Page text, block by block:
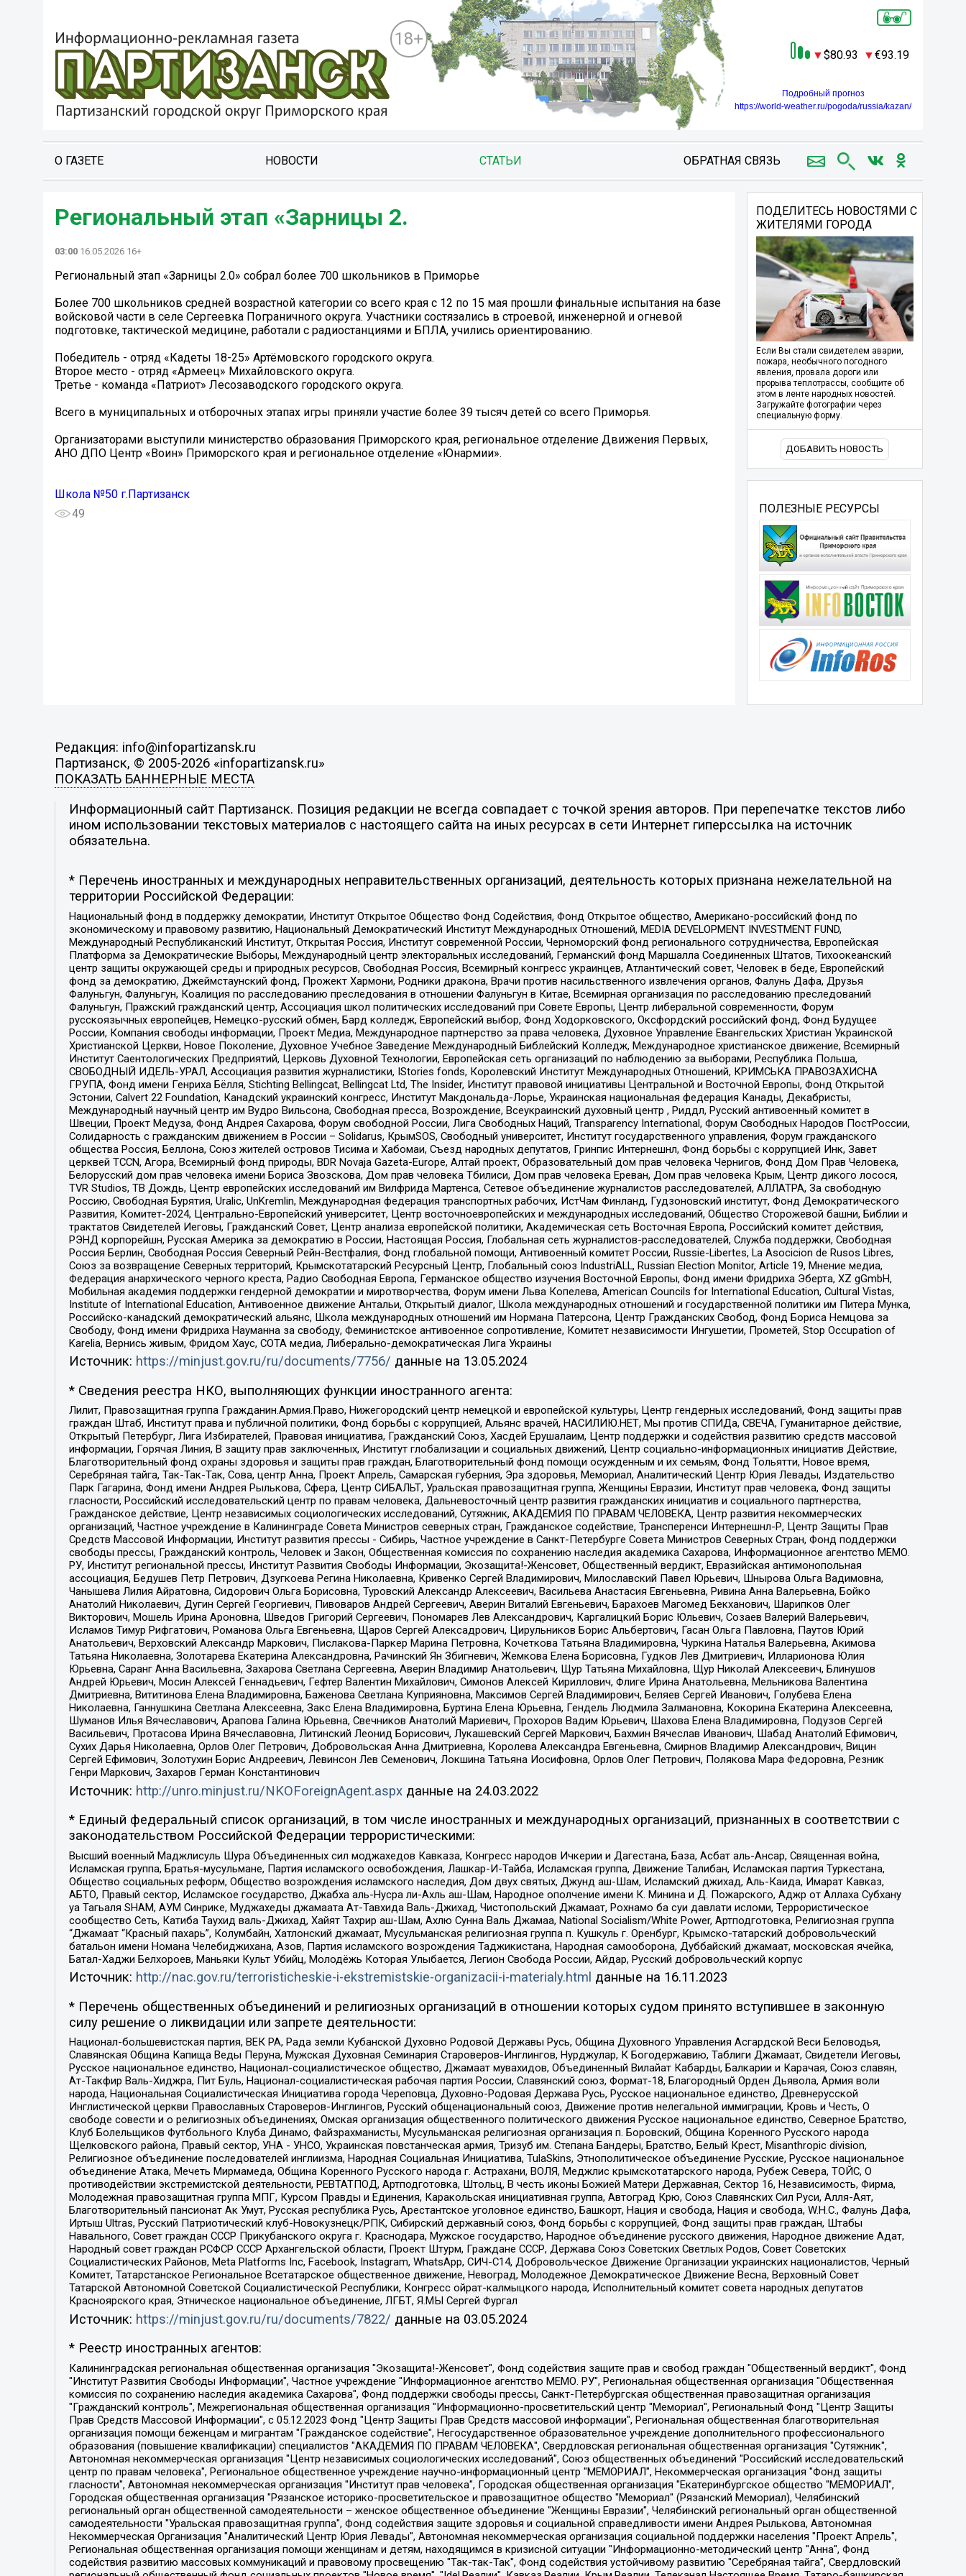
18+
80.93 93.19
Подробный прогноз
https://world-weather.ru/pogoda/russia/kazan/
О ГАЗЕТЕ НОВОСТИ СТАТЬИ ОБРАТНАЯ СВЯЗЬ
Региональный этап «Зарницы 2.
03:00 16.05.2026 16+
Региональный этап «Зарницы 2.0» собрал более 700 школьников в Приморье
Более 700 школьников средней возрастной категории со всего края с 12 по 15 мая прошли финальные испытания на базе
войсковой части в селе Сергеевка Пограничного округа. Участники состязались в строевой, инженерной и огневой
подготовке, тактической медицине, работали с радиостанциями и БПЛА, учились ориентированию.
Победитель - отряд «Кадеты 18-25» Артёмовского городского округа.
Второе место - отряд «Армеец» Михайловского округа.
Третье - команда «Патриот» Лесозаводского городского округа.
Всего в муниципальных и отборочных этапах игры приняли участие более 39 тысяч детей со всего Приморья.
Организаторами выступили министерство образования Приморского края, региональное отделение Движения Первых,
АНО ДПО Центр «Воин» Приморского края и региональное отделение «Юнармии».
Школа №50 г.Партизанск
49
ПОДЕЛИТЕСЬ НОВОСТЯМИ С
ЖИТЕЛЯМИ ГОРОДА
Если Вы стали свидетелем аварии,
пожара, необычного погодного
явления, провала дороги или
прорыва теплотрассы, сообщите об
этом в ленте народных новостей.
Загружайте фотографии через
специальную форму.
ДОБАВИТЬ НОВОСТЬ
ПОЛЕЗНЫЕ РЕСУРСЫ
Редакция: info@infopartizansk.ru
Партизанск, © 2005-2026 «infopartizansk.ru»
ПОКАЗАТЬ БАННЕРНЫЕ МЕСТА
Информационный сайт Партизанск. Позиция редакции не всегда совпадает с точкой зрения авторов. При перепечатке текстов либо
ином использовании текстовых материалов с настоящего сайта на иных ресурсах в сети Интернет гиперссылка на источник
обязательна.
* Перечень иностранных и международных неправительственных организаций, деятельность которых признана нежелательной на
территории Российской Федерации:
Национальный фонд в поддержку демократии, Институт Открытое Общество Фонд Содействия, Фонд Открытое общество, Американо-российский фонд по
экономическому и правовому развитию, Национальный Демократический Институт Международных Отношений, MEDIA DEVELOPMENT INVESTMENT FUND,
Международный Республиканский Институт, Открытая Россия, Институт современной России, Черноморский фонд регионального сотрудничества, Европейская
Платформа за Демократические Выборы, Международный центр электоральных исследований, Германский фонд Маршалла Соединенных Штатов, Тихоокеанский
центр защиты окружающей среды и природных ресурсов, Свободная Россия, Всемирный конгресс украинцев, Атлантический совет, Человек в беде, Европейский
фонд за демократию, Джеймстаунский фонд, Прожект Хармони, Родники дракона, Врачи против насильственного извлечения органов, Фалунь Дафа, Друзья
Фалуньгун, Фалуньгун, Коалиция по расследованию преследования в отношении Фалуньгун в Китае, Всемирная организация по расследованию преследований
Фалуньгун, Пражский гражданский центр, Ассоциация школ политических исследований при Совете Европы, Центр либеральной современности, Форум
русскоязычных европейцев, Немецко-русский обмен, Бард колледж, Европейский выбор, Фонд Ходорковского, Оксфордский российский фонд, Фонд Будущее
России, Компания свободы информации, Проект Медиа, Международное партнерство за права человека, Духовное Управление Евангельских Христиан Украинской
Христианской Церкви, Новое Поколение, Духовное Учебное Заведение Международный Библейский Колледж, Международное христианское движение, Всемирный
Институт Саентологических Предприятий, Церковь Духовной Технологии, Европейская сеть организаций по наблюдению за выборами, Республика Польша,
СВОБОДНЫЙ ИДЕЛЬ-УРАЛ, Ассоциация развития журналистики, IStories fonds, Королевский Институт Международных Отношений, КРИМСЬКА ПРАВОЗАХИСНА
ГРУПА, Фонд имени Генриха Бёлля, Stichting Bellingcat, Bellingcat Ltd, The Insider, Институт правовой инициативы Центральной и Восточной Европы, Фонд Открытой
Эстонии, Calvert 22 Foundation, Канадский украинский конгресс, Институт Макдональда-Лорье, Украинская национальная федерация Канады, Декабристы,
Международный научный центр им Вудро Вильсона, Свободная пресса, Возрождение, Всеукраинский духовный центр , Риддл, Русский антивоенный комитет в
Швеции, Проект Медуза, Фонд Андрея Сахарова, Форум свободной России, Лига Свободных Наций, Transparеncy International, Форум Свободных Народов ПостРоссии,
Солидарность с гражданским движением в России – Solidarus, КрымSOS, Свободный университет, Институт государственного управления, Форум гражданского
общества Россия, Беллона, Союз жителей островов Тисима и Хабомаи, Съезд народных депутатов, Гринпис Интернешнл, Фонд борьбы с коррупцией Инк, Завет
церквей TCCN, Агора, Всемирный фонд природы, BDR Novaja Gazeta-Europe, Алтай проект, Образовательный дом прав человека Чернигов, Фонд Дом Прав Человека,
Белорусский дом прав человека имени Бориса Звозскова, Дом прав человека Тбилиси, Дом прав человека Ереван, Дом прав человека Крым, Центр дикого лосося,
TVR Studios, ТВ Дождь, Центр европейских исследований им Вилфрида Мартенса, Сетевое объединение журналистов расследователей, АЛЛАТРА, За свободную
Россию, Свободная Бурятия, Uralic, UnKremlin, Международная федерация транспортных рабочих, ИстЧам Финланд, Гудзоновский институт, Фонд Демократического
Развития, Комитет-2024, Центрально-Европейский университет, Центр восточноевропейских и международных исследований, Общество Сторожевой башни, Библии и
трактатов Свидетелей Иеговы, Гражданский Совет, Центр анализа европейской политики, Академическая сеть Восточная Европа, Российский комитет действия,
РЭНД корпорейшн, Русская Америка за демократию в России, Настоящая Россия, Глобальная сеть журналистов-расследователей, Служба поддержки, Свободная
Россия Берлин, Свободная Россия Северный Рейн-Вестфалия, Фонд глобальной помощи, Антивоенный комитет России, Russie-Libertes, La Asocicion de Rusos Libres,
Союз за возвращение Северных территорий, Крымскотатарский Ресурсный Центр, Глобальный союз IndustriALL, Russian Election Monitor, Article 19, Мнение медиа,
Федерация анархического черного креста, Радио Свободная Европа, Германское общество изучения Восточной Европы, Фонд имени Фридриха Эберта, XZ gGmbH,
Мобильная академия поддержки гендерной демократии и миротворчества, Форум имени Льва Копелева, American Councils for International Education, Cultural Vistas,
Institute of International Education, Антивоенное движение Антальи, Открытый диалог, Школа международных отношений и государственной политики им Питера Мунка,
Российско-канадский демократический альянс, Школа международных отношений им Нормана Патерсона, Центр Гражданских Свобод, Фонд Бориса Немцова за
Свободу, Фонд имени Фридриха Науманна за свободу, Феминистское антивоенное сопротивление, Комитет независимости Ингушетии, Прометей, Stop Occupation of
Karelia, Вернись живым, Фридом Хаус, СОТА медиа, Либерально-демократическая Лига Украины
Источник: https://minjust.gov.ru/ru/documents/7756/ данные на 13.05.2024
* Сведения реестра НКО, выполняющих функции иностранного агента:
Лилит, Правозащитная группа Гражданин.Армия.Право, Нижегородский центр немецкой и европейской культуры, Центр гендерных исследований, Фонд защиты прав
граждан Штаб, Институт права и публичной политики, Фонд борьбы с коррупцией, Альянс врачей, НАСИЛИЮ.НЕТ, Мы против СПИДа, СВЕЧА, Гуманитарное действие,
Открытый Петербург, Лига Избирателей, Правовая инициатива, Гражданский Союз, Хасдей Ерушалаим, Центр поддержки и содействия развитию средств массовой
информации, Горячая Линия, В защиту прав заключенных, Институт глобализации и социальных движений, Центр социально-информационных инициатив Действие,
Благотворительный фонд охраны здоровья и защиты прав граждан, Благотворительный фонд помощи осужденным и их семьям, Фонд Тольятти, Новое время,
Серебряная тайга, Так-Так-Так, Сова, центр Анна, Проект Апрель, Самарская губерния, Эра здоровья, Мемориал, Аналитический Центр Юрия Левады, Издательство
Парк Гагарина, Фонд имени Андрея Рылькова, Сфера, Центр СИБАЛЬТ, Уральская правозащитная группа, Женщины Евразии, Институт прав человека, Фонд защиты
гласности, Российский исследовательский центр по правам человека, Дальневосточный центр развития гражданских инициатив и социального партнерства,
Гражданское действие, Центр независимых социологических исследований, Сутяжник, АКАДЕМИЯ ПО ПРАВАМ ЧЕЛОВЕКА, Центр развития некоммерческих
организаций, Частное учреждение в Калининграде Совета Министров северных стран, Гражданское содействие, Трансперенси Интернешнл-Р, Центр Защиты Прав
Средств Массовой Информации, Институт развития прессы - Сибирь, Частное учреждение в Санкт-Петербурге Совета Министров Северных Стран, Фонд поддержки
свободы прессы, Гражданский контроль, Человек и Закон, Общественная комиссия по сохранению наследия академика Сахарова, Информационное агентство МЕМО.
РУ, Институт региональной прессы, Институт Развития Свободы Информации, Экозащита!-Женсовет, Общественный вердикт, Евразийская антимонопольная
ассоциация, Бедушев Петр Петрович, Дзугкоева Регина Николаевна, Кривенко Сергей Владимирович, Милославский Павел Юрьевич, Шнырова Ольга Вадимовна,
Чанышева Лилия Айратовна, Сидорович Ольга Борисовна, Туровский Александр Алексеевич, Васильева Анастасия Евгеньевна, Ривина Анна Валерьевна, Бойко
Анатолий Николаевич, Дугин Сергей Георгиевич, Пивоваров Андрей Сергеевич, Аверин Виталий Евгеньевич, Барахоев Магомед Бекханович, Шарипков Олег
Викторович, Мошель Ирина Ароновна, Шведов Григорий Сергеевич, Пономарев Лев Александрович, Каргалицкий Борис Юльевич, Созаев Валерий Валерьевич,
Исламов Тимур Рифгатович, Романова Ольга Евгеньевна, Щаров Сергей Алексадрович, Цирульников Борис Альбертович, Гасан Ольга Павловна, Паутов Юрий
Анатольевич, Верховский Александр Маркович, Пислакова-Паркер Марина Петровна, Кочеткова Татьяна Владимировна, Чуркина Наталья Валерьевна, Акимова
Татьяна Николаевна, Золотарева Екатерина Александровна, Рачинский Ян Збигневич, Жемкова Елена Борисовна, Гудков Лев Дмитриевич, Илларионова Юлия
Юрьевна, Саранг Анна Васильевна, Захарова Светлана Сергеевна, Аверин Владимир Анатольевич, Щур Татьяна Михайловна, Щур Николай Алексеевич, Блинушов
Андрей Юрьевич, Мосин Алексей Геннадьевич, Гефтер Валентин Михайлович, Симонов Алексей Кириллович, Флиге Ирина Анатольевна, Мельникова Валентина
Дмитриевна, Вититинова Елена Владимировна, Баженова Светлана Куприяновна, Максимов Сергей Владимирович, Беляев Сергей Иванович, Голубева Елена
Николаевна, Ганнушкина Светлана Алексеевна, Закс Елена Владимировна, Буртина Елена Юрьевна, Гендель Людмила Залмановна, Кокорина Екатерина Алексеевна,
Шуманов Илья Вячеславович, Арапова Галина Юрьевна, Свечников Анатолий Мариевич, Прохоров Вадим Юрьевич, Шахова Елена Владимировна, Подузов Сергей
Васильевич, Протасова Ирина Вячеславовна, Литинский Леонид Борисович, Лукашевский Сергей Маркович, Бахмин Вячеслав Иванович, Шабад Анатолий Ефимович,
Сухих Дарья Николаевна, Орлов Олег Петрович, Добровольская Анна Дмитриевна, Королева Александра Евгеньевна, Смирнов Владимир Александрович, Вицин
Сергей Ефимович, Золотухин Борис Андреевич, Левинсон Лев Семенович, Локшина Татьяна Иосифовна, Орлов Олег Петрович, Полякова Мара Федоровна, Резник
Генри Маркович, Захаров Герман Константинович
Источник: http://unro.minjust.ru/NKOForeignAgent.aspxданные на 24.03.2022
* Единый федеральный список организаций, в том числе иностранных и международных организаций, признанных в соответствии с
законодательством Российской Федерации террористическими:
Высший военный Маджлисуль Шура Объединенных сил моджахедов Кавказа, Конгресс народов Ичкерии и Дагестана, База, Асбат аль-Ансар, Священная война,
Исламская группа, Братья-мусульмане, Партия исламского освобождения, Лашкар-И-Тайба, Исламская группа, Движение Талибан, Исламская партия Туркестана,
Общество социальных реформ, Общество возрождения исламского наследия, Дом двух святых, Джунд аш-Шам, Исламский джихад, Аль-Каида, Имарат Кавказ,
АБТО, Правый сектор, Исламское государство, Джабха аль-Нусра ли-Ахль аш-Шам, Народное ополчение имени К. Минина и Д. Пожарского, Аджр от Аллаха Субхану
уа Тагьаля SHAM, АУМ Синрике, Муджахеды джамаата Ат-Тавхида Валь-Джихад, Чистопольский Джамаат, Рохнамо ба суи давлати исломи, Террористическое
сообщество Сеть, Катиба Таухид валь-Джихад, Хайят Тахрир аш-Шам, Ахлю Сунна Валь Джамаа, National Socialism/White Power, Артподготовка, Религиозная группа
“Джамаат “Красный пахарь”, Колумбайн, Хатлонский джамаат, Мусульманская религиозная группа п. Кушкуль г. Оренбург, Крымско-татарский добровольческий
батальон имени Номана Челебиджихана, Азов, Партия исламского возрождения Таджикистана, Народная самооборона, Дуббайский джамаат, московская ячейка,
Батал-Хаджи Белхороев, Маньяки Культ Убийц, Молодёжь Которая Улыбается, Легион Свобода России, Айдар, Русский добровольческий корпус
Источник: http://nac.gov.ru/terroristicheskie-i-ekstremistskie-organizacii-i-materialy.html данные на 16.11.2023
* Перечень общественных объединений и религиозных организаций в отношении которых судом принято вступившее в законную
силу решение о ликвидации или запрете деятельности:
Национал-большевистская партия, ВЕК РА, Рада земли Кубанской Духовно Родовой Державы Русь, Община Духовного Управления Асгардской Веси Беловодья,
Славянская Община Капища Веды Перуна, Мужская Духовная Семинария Староверов-Инглингов, Нурджулар, К Богодержавию, Таблиги Джамаат, Свидетели Иеговы,
Русское национальное единство, Национал-социалистическое общество, Джамаат мувахидов, Объединенный Вилайат Кабарды, Балкарии и Карачая, Союз славян,
Ат-Такфир Валь-Хиджра, Пит Буль, Национал-социалистическая рабочая партия России, Славянский союз, Формат-18, Благородный Орден Дьявола, Армия воли
народа, Национальная Социалистическая Инициатива города Череповца, Духовно-Родовая Держава Русь, Русское национальное единство, Древнерусской
Инглистической церкви Православных Староверов-Инглингов, Русский общенациональный союз, Движение против нелегальной иммиграции, Кровь и Честь, О
свободе совести и о религиозных объединениях, Омская организация общественного политического движения Русское национальное единство, Северное Братство,
Клуб Болельщиков Футбольного Клуба Динамо, Файзрахманисты, Мусульманская религиозная организация п. Боровский, Община Коренного Русского народа
Щелковского района, Правый сектор, УНА - УНСО, Украинская повстанческая армия, Тризуб им. Степана Бандеры, Братство, Белый Крест, Misanthropic division,
Религиозное объединение последователей инглиизма, Народная Социальная Инициатива, TulaSkins, Этнополитическое объединение Русские, Русское национальное
объединение Атака, Мечеть Мирмамеда, Община Коренного Русского народа г. Астрахани, ВОЛЯ, Меджлис крымскотатарского народа, Рубеж Севера, ТОЙС, О
противодействии экстремистской деятельности, РЕВТАТПОД, Артподготовка, Штольц, В честь иконы Божией Матери Державная, Сектор 16, Независимость, Фирма,
Молодежная правозащитная группа МПГ, Курсом Правды и Единения, Каракольская инициативная группа, Автоград Крю, Союз Славянских Сил Руси, Алля-Аят,
Благотворительный пансионат Ак Умут, Русская республика Русь, Арестантское уголовное единство, Башкорт, Нация и свобода, Нация и свобода, W.H.С., Фалунь Дафа,
Иртыш Ultras, Русский Патриотический клуб-Новокузнецк/РПК, Сибирский державный союз, Фонд борьбы с коррупцией, Фонд защиты прав граждан, Штабы
Навального, Совет граждан СССР Прикубанского округа г. Краснодара, Мужское государство, Народное объединение русского движения, Народное движение Адат,
Народный совет граждан РСФСР СССР Архангельской области, Проект Штурм, Граждане СССР, Держава Союз Советских Светлых Родов, Совет Советских
Социалистических Районов, Meta Platforms Inc, Facebook, Instagram, WhatsApp, СИЧ-С14, Добровольческое Движение Организации украинских националистов, Черный
Комитет, Татарстанское Региональное Всетатарское общественное движение, Невоград, Молодежное Демократическое Движение Весна, Верховный Совет
Татарской Автономной Советской Социалистической Республики, Конгресс ойрат-калмыцкого народа, Исполнительный комитет совета народных депутатов
Красноярского края, Этническое национальное объединение, ЛГБТ, Я.МЫ Сергей Фургал
Источник: https://minjust.gov.ru/ru/documents/7822/ данные на 03.05.2024
* Реестр иностранных агентов:
Калининградская региональная общественная организация "Экозащита!-Женсовет", Фонд содействия защите прав и свобод граждан "Общественный вердикт", Фонд "Институт Развития Свободы Информации", Частное учреждение "Информационное агентство МЕМО. РУ", Региональная общественная организация "Общественная комиссия по сохранению наследия академика Сахарова", Фонд поддержки свободы прессы, Санкт-Петербургская общественная правозащитная организация "Гражданский контроль", Межрегиональная общественная организация "Информационно-просветительский центр "Мемориал", Региональный Фонд "Центр Защиты Прав Средств Массовой Информации", с 05.12.2023 Фонд "Центр Защиты Прав Средств массовой информации", Региональная общественная благотворительная организация помощи беженцам и мигрантам "Гражданское содействие", Негосударственное образовательное учреждение дополнительного профессионального образования (повышение квалификации) специалистов "АКАДЕМИЯ ПО ПРАВАМ ЧЕЛОВЕКА", Свердловская региональная общественная организация "Сутяжник", Автономная некоммерческая организация "Центр независимых социологических исследований", Союз общественных объединений "Российский исследовательский центр по правам человека", Региональное общественное учреждение научно-информационный центр "МЕМОРИАЛ", Некоммерческая организация "Фонд защиты гласности", Автономная некоммерческая организация "Институт прав человека", Городская общественная организация "Екатеринбургское общество "МЕМОРИАЛ", Городская общественная организация "Рязанское историко-просветительское и правозащитное общество "Мемориал" (Рязанский Мемориал), Челябинский региональный орган общественной самодеятельности – женское общественное объединение "Женщины Евразии", Челябинский региональный орган общественной самодеятельности "Уральская правозащитная группа", Фонд содействия защите здоровья и социальной справедливости имени Андрея Рылькова, Автономная Некоммерческая Организация "Аналитический Центр Юрия Левады", Автономная некоммерческая организация социальной поддержки населения "Проект Апрель", Региональная общественная организация помощи женщинам и детям, находящимся в кризисной ситуации "Информационно-методический центр "Анна", Фонд содействия развитию массовых коммуникаций и правовому просвещению "Так-так-Так", Фонд содействия устойчивому развитию "Серебряная тайга", Свердловский региональный общественный фонд социальных проектов "Новое время", "Idel.Реалии", Кавказ.Реалии, Крым.Реалии, Телеканал Настоящее Время, Татаро-башкирская служба Радио Свобода (Azatliq Radiosi), Радио Свободная Европа/Радио Свобода (PCE/PC), "Сибирь.Реалии", "Фактограф", Благотворительный фонд помощи осужденным и их семьям, Автономная некоммерческая организация "Институт глобализации и социальных движений", Фонд "В защиту прав заключенных", Частное учреждение "Центр поддержки и содействия развитию средств массовой информации", Пензенский региональный общественный благотворительный фонд "Гражданский союз", "Север.Реалии", Некоммерческая организация Фонд "Правовая инициатива", Общество с ограниченной ответственностью "Радио Свободная Европа/Радио Свобода", Чешское информационное агентство "MEDIUM-ORIENT", Красноярская региональная общественная организация "Мы против СПИДа", Камалягин Денис Николаевич, Маркелов Сергей Евгеньевич, Пономарев Лев Александрович, Савицкая Людмила Алексеевна, Автономная некоммерческая организация "Центр по работе с проблемой насилия "НАСИЛИЮ.НЕТ", Межрегиональный профессиональный союз работников здравоохранения "Альянс врачей", Юридическое лицо, зарегистрированное в Латвийской Республике, SIA "Medusa Project" (регистрационный номер 40103797863, дата регистрации 10.06.2014), Некоммерческая организация "Фонд по борьбе с коррупцией", Автономная некоммерческая организация "Институт права и публичной политики", Баданин Роман Сергеевич, Гликин Максим Александрович, Железнова Мария Михайловна, Лукьянова Юлия Сергеевна, Маетная Елизавета Витальевна, Маняхин Петр Борисович, Чуракова Ольга Владимировна, Ярош Юлия Петровна, Юридическое лицо "The Insider SIA", зарегистрированное в Риге, Латвийская Республика (дата регистрации 26.06.2015), являющееся администратором доменного имени интернет-издания "The Insider SIA", https://theins.ru, Постернак Алексей Евгеньевич, Рубин Михаил Аркадьевич, Анин Роман Александрович, Юридическое лицо Istories fonds, зарегистрированное в Латвийской Республике (регистрационный номер 50008295751, дата регистрации 24.02.2020), Великовский Дмитрий Александрович, Долинина Ирина Николаевна, Мароховская Алеся Алексеевна, Шлейнов Роман Юрьевич, Шмагун Олеся Валентиновна, Общество с ограниченной ответственностью "Альтаир 2021", Общество с ограниченной ответственностью "Вега 2021", Общество с ограниченной ответственностью "Главный редактор 2021", Общество с ограниченной ответственностью "Ромашки монолит", Важенков Артем Валерьевич, Ивановская областная общественная организация "Центр гендерных исследований", Гурман Юрий Альбертович, Медиапроект "ОВД-Инфо", Егоров Владимир Владимирович, Жилинский Владимир Александрович, Общество с ограниченной ответственностью "ЗП", Иванова София Юрьевна, Карезина Инна Павловна, Кильтау Екатерина Викторовна, Петров Алексей Викторович, Пискунов Сергей Евгеньевич, Смирнов Сергей Сергеевич, Тихонов Михаил Сергеевич, Общество с ограниченной ответственностью "ЖУРНАЛИСТ-ИНОСТРАННЫЙ АГЕНТ", Арапова Галина Юрьевна, Вольтская Татьяна Анатольевна, Американская компания "Mason G.E.S. Anonymous Foundation" (США), являющаяся владельцем интернет-издания https://mnews.world/, Компания "Stichting Bellingcat", зарегистрированная в Нидерландах (дата регистрации 11.07.2018), Захаров Андрей Вячеславович, Клепиковская Екатерина Дмитриевна, Общество с ограниченной ответственностью "МЕМО", Перл Роман Александрович, Симонов Евгений Алексеевич, Соловьева Елена Анатольевна, Сотников Даниил Владимирович, Сурначева Елизавета Дмитриевна, Автономная некоммерческая организация по защите прав человека и информированию населения "Якутия – Наше Мнение", Общество с ограниченной ответственностью "Москоу диджитал медиа", с 26.01.2023 Общество с ограниченной ответственностью "Чайка Белые сады", Ветошкина Валерия Валерьевна, Заговора Максим Александрович, Межрегиональное общественное движение "Российская ЛГБТ - сеть", Оленичев Максим Владимирович, Павлов Иван Юрьевич, Скворцова Елена Сергеевна, Общество с ограниченной ответственностью "Как бы инагент", Кочетков Игорь Викторович, Общество с ограниченной ответственностью "Честные выборы", Еланчик Олег Александрович, Общество с ограниченной ответственностью "Нобелевский призыв", Гималова Регина Эмилевна, Григорьев Андрей Валерьевич, Григорьева Алина Александровна, Ассоциация по содействию защите прав призывников, альтернативнослужащих и военнослужащих "Правозащитная группа "Гражданин.Армия.Право", Хисамова Регина Фаритовна, Автономная некоммерческая организация по реализации социально-правовых программ "Лилит", Дальневосточное общественное движение "Маяк", Санкт-Петербургская ЛГБТ-инициативная группа "Выход", Инициативная группа ЛГБТ+ "Реверс", Алексеев Андрей Викторович, Бекбулатова Таисия Львовна, Беляев Иван Михайлович, Владыкина Елена Сергеевна, Гельман Марат Александрович, Никульшина Вероника Юрьевна, Толоконникова Надежда Андреевна, Шендерович Виктор Анатольевич, Общество с ограниченной ответственностью "Данное сообщение", Общество с ограниченной ответственностью Издательский дом "Новая глава", Айнбиндер Александра Александровна, Московский комьюнити-центр для ЛГБТ+инициатив, Благотворительный фонд развития филантропии, Deutsche Welle (Германия, Kurt-Schumacher-Strasse 3, 53113 Bonn), Борзунова Мария Михайловна, Воробьев Виктор Викторович, Голубева Анна Львовна, Константинова Алла Михайловна, Малкова Ирина Владимировна, Мурадов Мурад Абдулгалимович, Осетинская Елизавета Николаевна, Понасенков Евгений Николаевич, Ганапольский Матвей Юрьевич, Киселев Евгений Алексеевич, Борухович Ирина Григорьевна, Дремин Иван Тимофеевич, Дубровский Дмитрий Викторович, Красноярская региональная общественная организация поддержки и развития альтернативных образовательных технологий и межкультурных коммуникаций "ИНТЕРРА", Маяковская Екатерина Алексеевна, Фейгин Марк Захарович, Филимонов Андрей Викторович, Дзугкоева Регина Николаевна, Доброхотов Роман Александрович, Дудь Юрий Александрович, Елкин Сергей Владимирович, Кругликов Кирилл Игоревич, Сабунаева Мария Леонидовна, Семенов Алексей Владимирович, Шаинян Карен Багратович, Шульман Екатерина Михайловна, Асафьев Артур Валерьевич, Вахштайн Виктор Семенович, Венедиктов Алексей Алексеевич, Лушникова Екатерина Евгеньевна, Волков Леонид Михайлович, Невзоров Александр Глебович, Пархоменко Сергей Борисович, Сироткин Ярослав Николаевич, Кара-Мурза Владимир Владимирович, Баранова Наталья Владимировна, Гозман Леонид Яковлевич, Кагарлицкий Борис Юльевич, Климарев Михаил Валерьевич, Милов Владимир Станиславович, Автономная некоммерческая организация Краснодарский центр современного искусства "Типография", Моргенштерн Алишер Тагирович, Соболь Любовь Эдуардовна, Общество с ограниченной ответственностью "ЛИЗА НОРМ", Каспаров Гарри Кимович, Ходорковский Михаил Борисович, Общество с ограниченной ответственностью "Апрельские тезисы", Данилович Ирина Брониславовна, Кашин Олег Владимирович, Петров Николай Владимирович, Пивоваров Алексей Владимирович, Соколов Михаил Владимирович, Цветкова Юлия Владимировна, Чичваркин Евгений Александрович, Комитет против пыток/Команда против пыток, Общество с ограниченной ответственностью "Первый научный", Общество с ограниченной ответственностью "Вертолет и ко", Белоцерковская Вероника Борисовна, Кац Максим Евгеньевич, Лазарева Татьяна Юрьевна, Шаведдинов Руслан Табризович, Яшин Илья Валерьевич, Общество с ограниченной ответственностью "Иноагент ААВ", Алешковский Дмитрий Петрович, Альбац Евгения Марковна, Быков Дмитрий Львович, Галямина Юлия Евгеньевна, Лойко Сергей Леонидович, Мартынов Кирилл Константинович, Медведев Сергей Александрович, Крашенинников Федор Геннадиевич, Гордеева Катерина Вл